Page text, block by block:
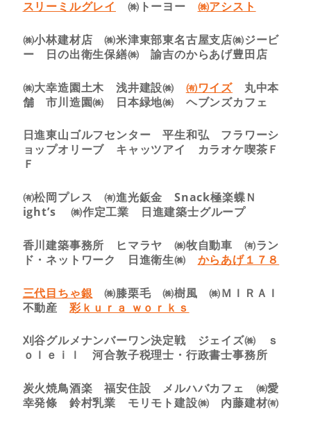
スリーミルグレイ
㈱トーヨー ㈱アシスト
㈱小林建材店 ㈱米津東部東名古屋支店㈱ジービ
ー 日の出衛生保繕㈱ 諭吉のからあげ豊田店
㈱大幸造園土木 浅井建設㈱ ㈲ワイズ丸中本
舗 市川造園㈱ 日本緑地㈱ ヘブンズカフェ
日進東山ゴルフセンター 平生和弘 フラワーシ
ョップオリーブ キャッツアイ カラオケ喫茶Ｆ
Ｆ
㈲松岡プレス ㈲進光鈑金 Snack極楽蝶Ｎ
ight’s ㈱作定工業 日進建築士グループ
香川建築事務所 ヒマラヤ ㈱牧自動車 ㈲ラン
ド・ネットワーク 日進衛生㈱ からあげ１７８
三代目ちゃ銀 ㈱膝栗毛 ㈱樹風 ㈱ＭＩＲＡＩ
不動産 彩ｋｕｒａ ｗｏｒｋｓ
刈谷グルメナンバーワン決定戦 ジェイズ㈱ ｓ
ｏｌｅｉｌ 河合敦子税理士・行政書士事務所
炭火焼鳥酒楽 福安住設 メルハバカフェ ㈱愛
幸発條 鈴村乳業 モリモト建設㈱ 内藤建材㈲